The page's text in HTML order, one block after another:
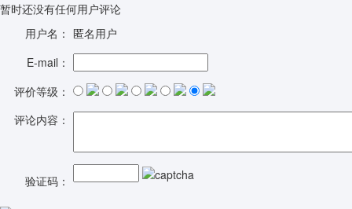
暂时还没有任何用户评论
用户名： 匿名用户
E-mail：
评价等级：
评论内容：
验证码：